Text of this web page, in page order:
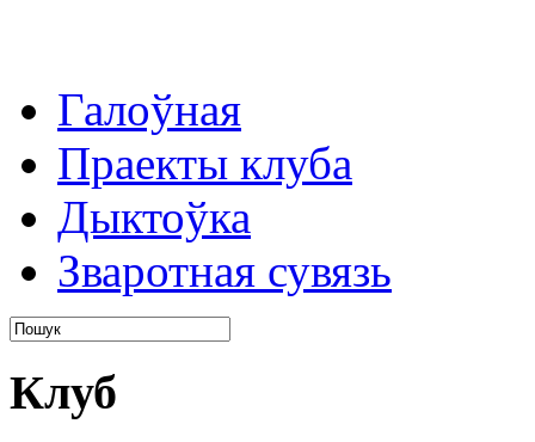
Галоўная
Праекты клуба
Дыктоўка
Зваротная сувязь
Клуб